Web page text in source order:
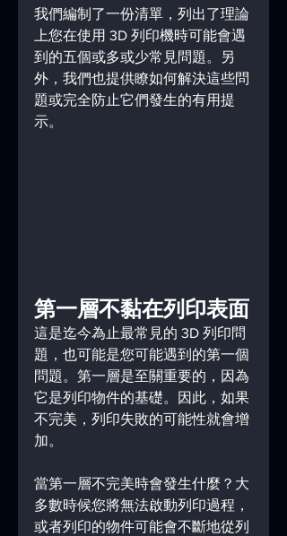
我們編制了一份清單，列出了理論
上您在使用 3D 列印機時可能會遇
到的五個或多或少常見問題。另
外，我們也提供瞭如何解決這些問
題或完全防止它們發生的有用提
示。
第一層不黏在列印表面
這是迄今為止最常見的 3D 列印問
題，也可能是您可能遇到的第一個
問題。第一層是至關重要的，因為
它是列印物件的基礎。因此，如果
不完美，列印失敗的可能性就會增
加。
當第一層不完美時會發生什麼？大
多數時候您將無法啟動列印過程，
或者列印的物件可能會不斷地從列